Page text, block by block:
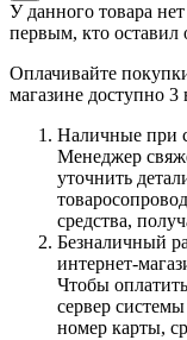
У данного товара
первым, кто оставил
Оплачивайте
магазине доступно 3
Наличные при
Менеджер
уточнить
средства,
Безналичный
интернет-
Чтобы
сервер
номер карты,